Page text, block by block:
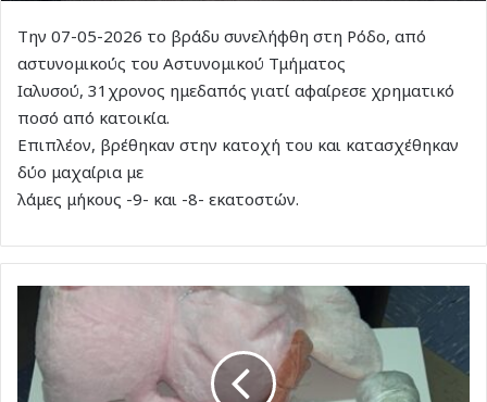
Την 07-05-2026 το βράδυ συνελήφθη στη Ρόδο, από
αστυνομικούς του Αστυνομικού Τμήματος
Ιαλυσού, 31χρονος ημεδαπός γιατί αφαίρεσε χρηματικό
ποσό από κατοικία.
Επιπλέον, βρέθηκαν στην κατοχή του και κατασχέθηκαν
δύο μαχαίρια με
λάμες μήκους -9- και -8- εκατοστών.
Δέμα
220
γραμμ.
κάνναβης